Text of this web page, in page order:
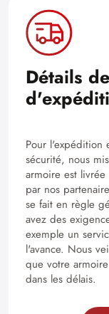
Détails
Pour l'expédition
sécurité, nous
armoire est
par nos
se fait en règle
avez des
exemple un
l'avance. Nous
que votre
dans les délais.